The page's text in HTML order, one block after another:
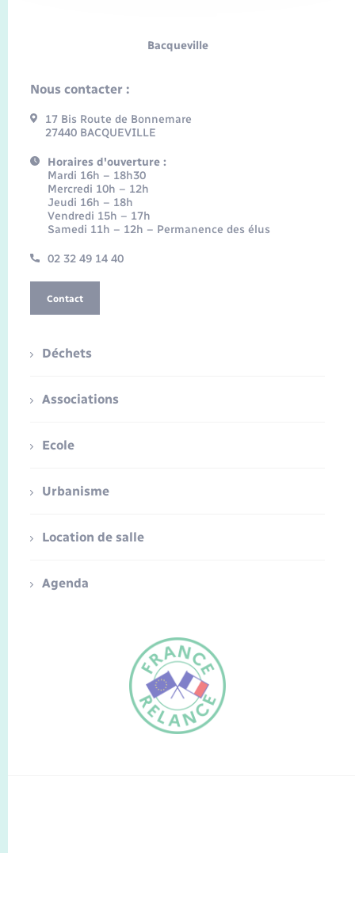
FR
Bacqueville
Nous contacter :
17 Bis Route de Bonnemare
27440 BACQUEVILLE
Horaires d'ouverture :
Mardi 16h – 18h30
Mercredi 10h – 12h
Jeudi 16h – 18h
Vendredi 15h – 17h
Samedi 11h – 12h – Permanence des élus
02 32 49 14 40
Contact
Déchets
Associations
Ecole
Urbanisme
Location de salle
Agenda